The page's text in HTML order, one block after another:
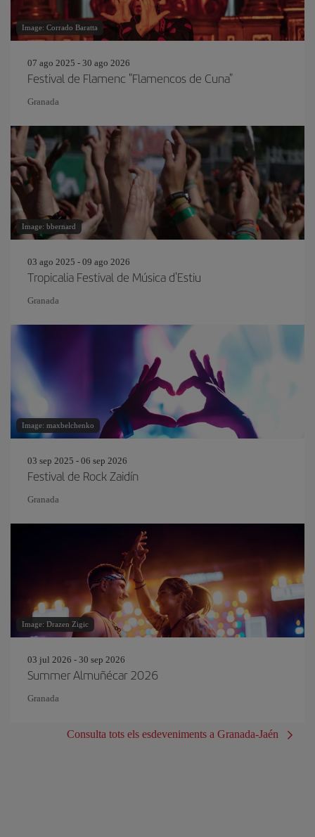
Image: Corrado Baratta
07 ago 2025 - 30 ago 2026
Festival de Flamenc "Flamencos de Cuna"
Granada
Image: bbernard
03 ago 2025 - 09 ago 2026
Tropicalia Festival de Música d'Estiu
Granada
Image: maxbelchenko
03 sep 2025 - 06 sep 2026
Festival de Rock Zaidín
Granada
Image: Drazen Zigic
03 jul 2026 - 30 sep 2026
Summer Almuñécar 2026
Granada
Consulta tots els esdeveniments a Granada-Jaén